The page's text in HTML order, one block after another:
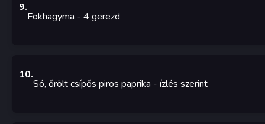
9.
Fokhagyma - 4 gerezd
10.
Só, őrölt csípős piros paprika - ízlés szerint